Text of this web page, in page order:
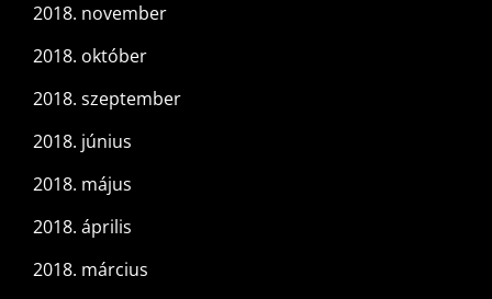
2018. november
2018. október
2018. szeptember
2018. június
2018. május
2018. április
2018. március